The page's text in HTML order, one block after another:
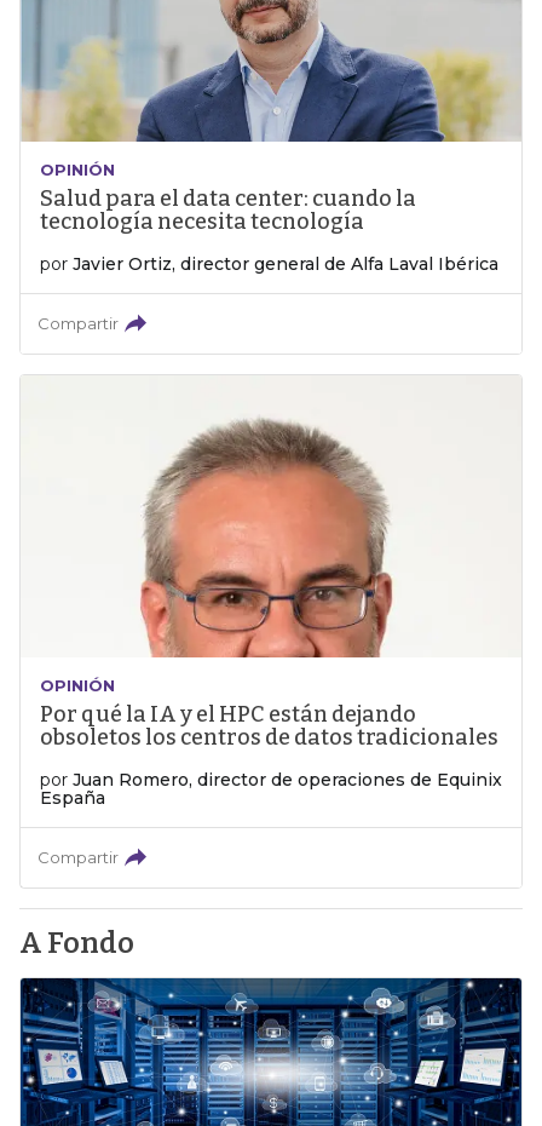
OPINIÓN
Salud para el data center: cuando la
tecnología necesita tecnología
por Javier Ortiz, director general de Alfa Laval Ibérica
Compartir
OPINIÓN
Por qué la IA y el HPC están dejando
obsoletos los centros de datos tradicionales
por Juan Romero, director de operaciones de Equinix
España
Compartir
A Fondo